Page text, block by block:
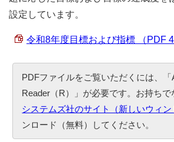
設定しています。
令和8年度目標および指標 （PDF
PDFファイルをご覧いただくには、「
Reader（R）」が必要です。お持ちで
システムズ社のサイト（新しいウィ
ンロード（無料）してください。